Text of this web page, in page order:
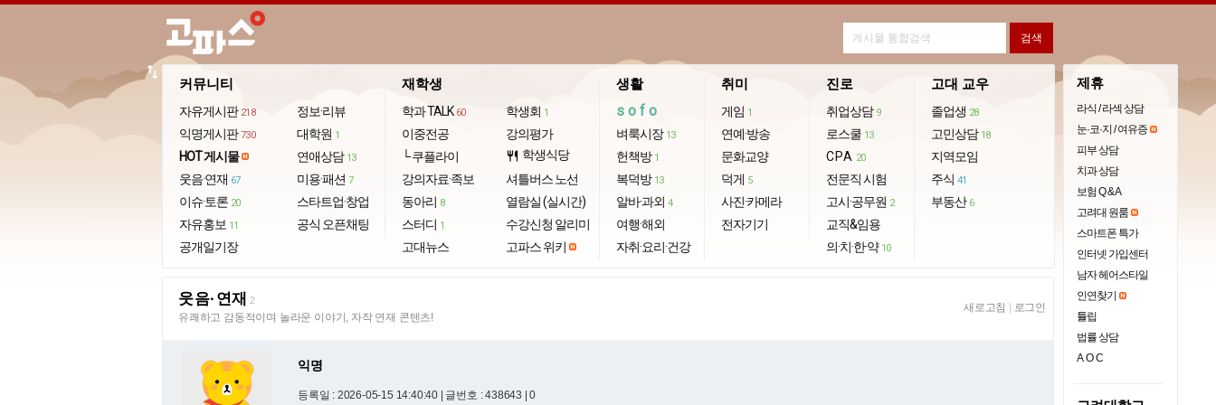
커뮤니티
자유게시판 218
익명게시판 730
HOT 게시물
웃음·연재 67
이슈·토론 20
자유홍보 11
공개일기장
정보·리뷰
대학원 1
연애상담 13
미용·패션 7
스타트업·창업
공식 오픈채팅
재학생
학과 TALK 60
이중전공
└ 쿠플라이
강의자료·족보
동아리 8
스터디 1
고대뉴스
학생회 1
강의평가
restaurant 학생식당
셔틀버스 노선
열람실 (실시간)
수강신청 알리미
고파스 위키
생활
sofo
벼룩시장 13
헌책방 1
복덕방 13
알바·과외 4
여행·해외
자취·요리·건강
취미
게임 1
연예·방송
문화교양
덕게 5
사진·카메라
전자기기
진로
취업상담 9
로스쿨 13
CPA 20
전문직 시험
고시·공무원 2
교직&임용
의·치·한·약 10
고대 교우
졸업생 28
고민상담 18
지역모임
주식 41
부동산 6
import_export
웃음·연재 2
유쾌하고 감동적이며 놀라운 이야기, 자작 연재 콘텐츠!
새로고침 로그인
익명
등록일 : 2026-05-15 14:40:40 | 글번호 : 438643 | 0
제휴
라식 / 라섹 상담
눈·코·지 / 여유증
피부 상담
치과 상담
보험 Q & A
고려대 원룸
스마트폰 특가
인터넷 가입센터
남자 헤어스타일
인연찾기
튤립
법률 상담
AOC